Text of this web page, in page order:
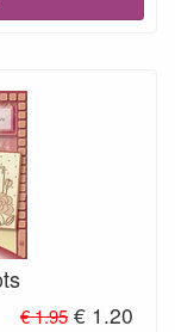
€ 1.95 € 1.20